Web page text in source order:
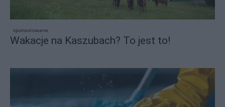
sponsorowane
Wakacje na Kaszubach? To jest to!